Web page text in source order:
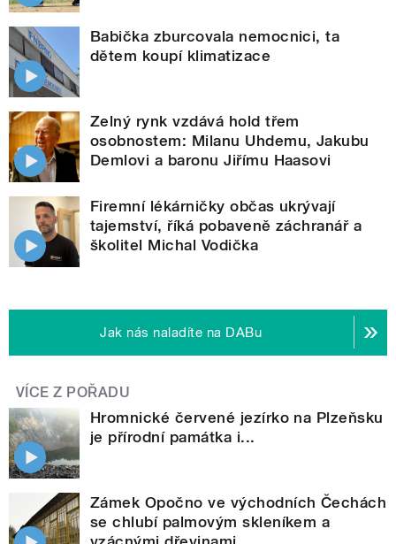
Babička zburcovala nemocnici, ta
dětem koupí klimatizace
Zelný rynk vzdává hold třem
osobnostem: Milanu Uhdemu, Jakubu
Demlovi a baronu Jiřímu Haasovi
Firemní lékárničky občas ukrývají
tajemství, říká pobaveně záchranář a
školitel Michal Vodička
Jak nás naladíte na DABu
VÍCE Z POŘADU
Hromnické červené jezírko na Plzeňsku
je přírodní památka i...
Zámek Opočno ve východních Čechách
se chlubí palmovým skleníkem a